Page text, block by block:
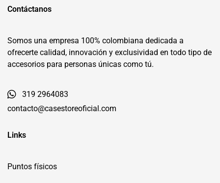
Contáctanos
Somos una empresa 100% colombiana dedicada a
ofrecerte calidad, innovación y exclusividad en todo tipo de
accesorios para personas únicas como tú.
319 2964083
contacto@casestoreoficial.com
Links
Puntos físicos